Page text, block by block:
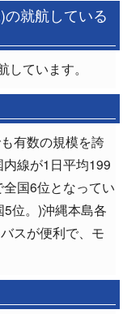
就航している
ています。
有数の規模を誇
線が1日平均199
国6位となってい
位。)沖縄本島各
スが便利で、モ